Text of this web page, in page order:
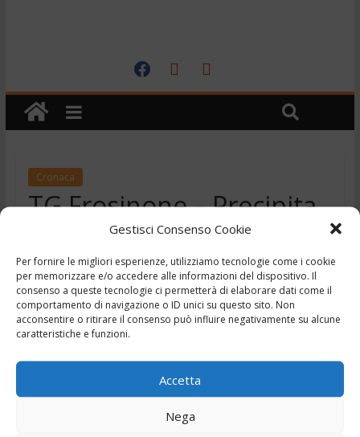
Gestisci Consenso Cookie
Per fornire le migliori esperienze, utilizziamo tecnologie come i cookie
per memorizzare e/o accedere alle informazioni del dispositivo. Il
consenso a queste tecnologie ci permetterà di elaborare dati come il
comportamento di navigazione o ID unici su questo sito. Non
acconsentire o ritirare il consenso può influire negativamente su alcune
caratteristiche e funzioni.
Accetta
Nega
Cronaca
TG Frosinone – Precipita
nel vuoto – 28/9/2018
28 Settembre 2018 "Tg Frosinone",h24,news,notizie
della provincia di Frosinone, Telegiornale Ciociaria,Tg24
Fai clic per accettare i cookie marketing e